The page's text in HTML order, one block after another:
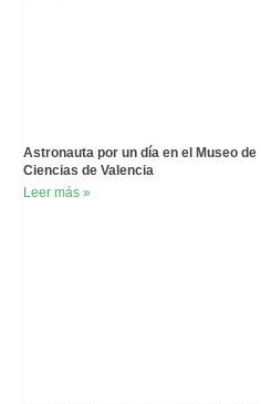
Astronauta por un día en el Museo de
Ciencias de Valencia
Leer más »